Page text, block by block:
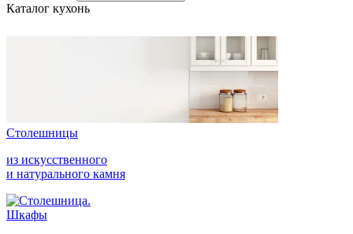
Каталог кухонь
Столешницы
из искусственного
и натурального камня
Шкафы